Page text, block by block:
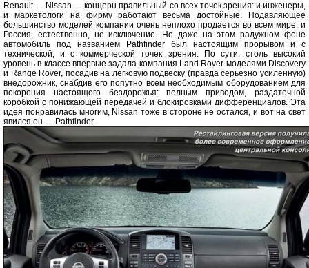
Renault — Nissan — концерн правильный со всех точек зрения: и инженеры,
и маркетологи на фирму работают весьма достойные. Подавляющее
большинство моделей компании очень неплохо продается во всем мире, и
Россия, естественно, не исключение. Но даже на этом радужном фоне
автомобиль под названием Pathfinder был настоящим прорывом и с
технической, и с коммерческой точек зрения. По сути, столь высокий
уровень в классе впервые задала компания Land Rover моделями Discovery
и Range Rover, посадив на легковую подвеску (правда серьезно усиленную)
внедорожник, снабдив его попутно всем необходимым оборудованием для
покорения настоящего бездорожья: полным приводом, раздаточной
коробкой с понижающей передачей и блокировками дифференциалов. Эта
идея понравилась многим, Nissan тоже в стороне не остался, и вот на свет
явился он — Pathfinder.